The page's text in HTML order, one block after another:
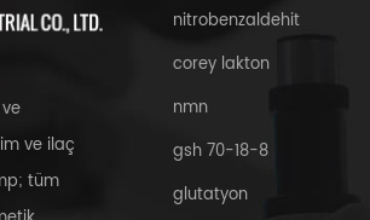
ve ilaç
tüm
nitrobenzaldehit
corey lakton
nmn
gsh 70-18-8
glutatyon